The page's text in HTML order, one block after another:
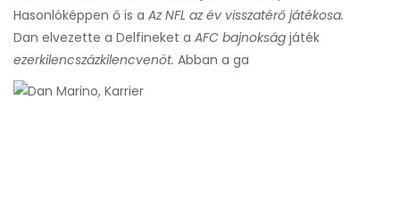
Hasonlóképpen ő is a Az NFL az év visszatérő játékosa.
Dan elvezette a Delfineket a AFC bajnokság játék
ezerkilencszázkilencvenöt. Abban a ga